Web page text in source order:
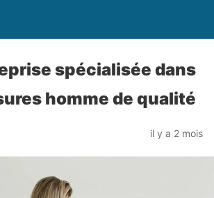
spécialisée dans
homme de qualité
il y a 2 mois